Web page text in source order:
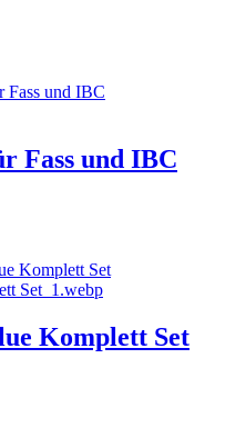
Fass und IBC
Komplett Set